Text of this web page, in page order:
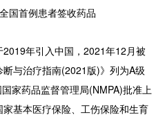
国首例患者签收药品
年引入中国，2021年12月被
断与治疗指南(2021版)》列为A级
家药品监督管理局(NMPA)批准上
基本医疗保险、工伤保险和生育